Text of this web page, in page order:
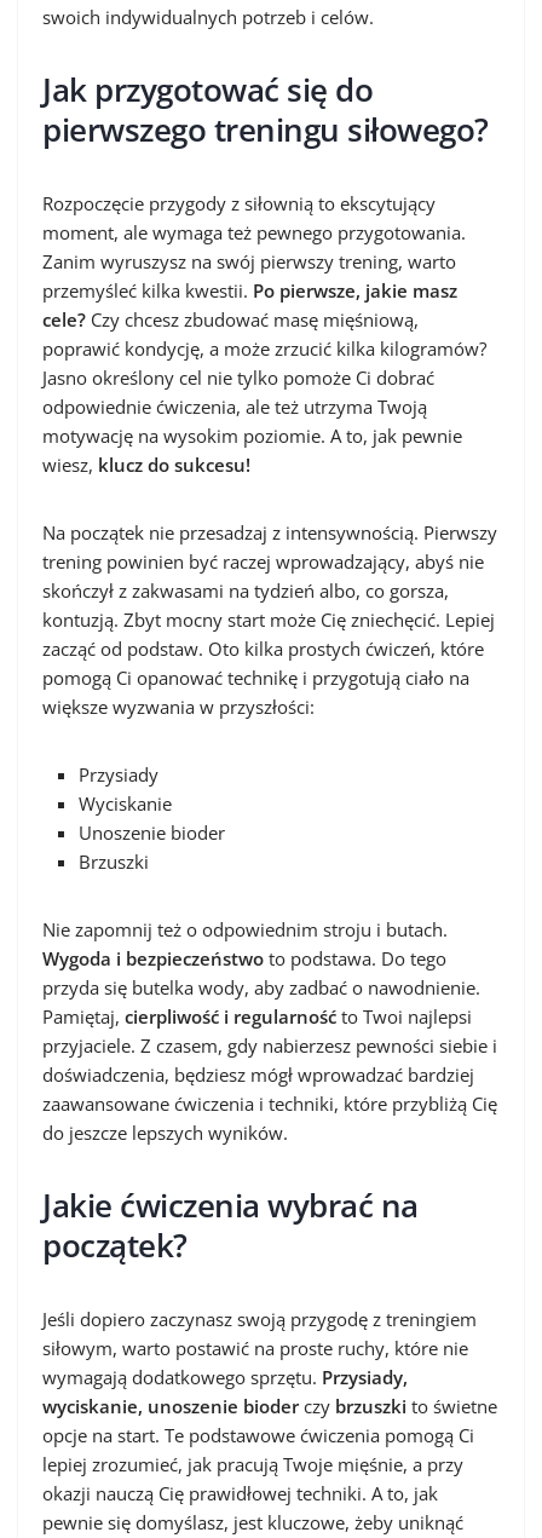
swoich indywidualnych potrzeb i celów.
Jak przygotować się do
pierwszego treningu siłowego?
Rozpoczęcie przygody z siłownią to ekscytujący
moment, ale wymaga też pewnego przygotowania.
Zanim wyruszysz na swój pierwszy trening, warto
przemyśleć kilka kwestii. Po pierwsze, jakie masz
cele? Czy chcesz zbudować masę mięśniową,
poprawić kondycję, a może zrzucić kilka kilogramów?
Jasno określony cel nie tylko pomoże Ci dobrać
odpowiednie ćwiczenia, ale też utrzyma Twoją
motywację na wysokim poziomie. A to, jak pewnie
wiesz, klucz do sukcesu!
Na początek nie przesadzaj z intensywnością. Pierwszy
trening powinien być raczej wprowadzający, abyś nie
skończył z zakwasami na tydzień albo, co gorsza,
kontuzją. Zbyt mocny start może Cię zniechęcić. Lepiej
zacząć od podstaw. Oto kilka prostych ćwiczeń, które
pomogą Ci opanować technikę i przygotują ciało na
większe wyzwania w przyszłości:
Przysiady
Wyciskanie
Unoszenie bioder
Brzuszki
Nie zapomnij też o odpowiednim stroju i butach.
Wygoda i bezpieczeństwo to podstawa. Do tego
przyda się butelka wody, aby zadbać o nawodnienie.
Pamiętaj, cierpliwość i regularność to Twoi najlepsi
przyjaciele. Z czasem, gdy nabierzesz pewności siebie i
doświadczenia, będziesz mógł wprowadzać bardziej
zaawansowane ćwiczenia i techniki, które przybliżą Cię
do jeszcze lepszych wyników.
Jakie ćwiczenia wybrać na
początek?
Jeśli dopiero zaczynasz swoją przygodę z treningiem
siłowym, warto postawić na proste ruchy, które nie
wymagają dodatkowego sprzętu. Przysiady,
wyciskanie, unoszenie bioderczy brzuszki to świetne
opcje na start. Te podstawowe ćwiczenia pomogą Ci
lepiej zrozumieć, jak pracują Twoje mięśnie, a przy
okazji nauczą Cię prawidłowej techniki. A to, jak
pewnie się domyślasz, jest kluczowe, żeby uniknąć